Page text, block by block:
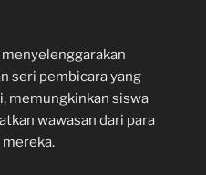
seri pembicara yang
memungkinkan siswa
wawasan dari para